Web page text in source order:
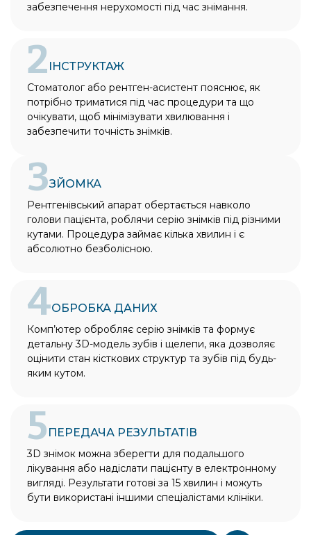
забезпечення нерухомості під час знімання.
2 ІНСТРУКТАЖ
Стоматолог або рентген-асистент пояснює, як
потрібно триматися під час процедури та що
очікувати, щоб мінімізувати хвилювання і
забезпечити точність знімків.
3ЗЙОМКА
Рентгенівський апарат обертається навколо
голови пацієнта, роблячи серію знімків під різними
кутами. Процедура займає кілька хвилин і є
абсолютно безболісною.
4ОБРОБКА ДАНИХ
Комп’ютер обробляє серію знімків та формує
детальну 3D-модель зубів і щелепи, яка дозволяє
оцінити стан кісткових структур та зубів під будь-
яким кутом.
5 ПЕРЕДАЧА РЕЗУЛЬТАТІВ
3D знімок можна зберегти для подальшого
лікування або надіслати пацієнту в електронному
вигляді. Результати готові за 15 хвилин і можуть
бути використані іншими спеціалістами клініки.